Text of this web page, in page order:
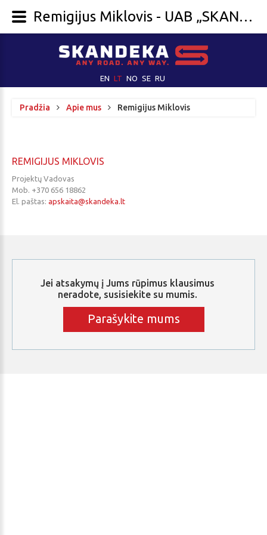
EN LT NO SE RU
Pradžia Apie mus Remigijus Miklovis
REMIGIJUS MIKLOVIS
Projektų Vadovas
Mob. +370 656 18862
El. paštas: apskaita@skandeka.lt
Jei atsakymų į Jums rūpimus klausimus
neradote, susisiekite su mumis.
Parašykite mums
Remigijus Miklovis - UAB „SKANDEKA“